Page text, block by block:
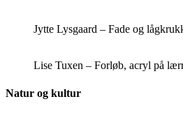
Jytte Lysgaard – Fade og
Lise Tuxen – Forløb, acryl på
Natur og kultur